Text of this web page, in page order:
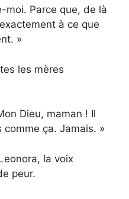
moi. Parce que, de là
à ce que
»
les mères
Dieu, maman ! Il
comme ça. Jamais. »
la voix
peur.